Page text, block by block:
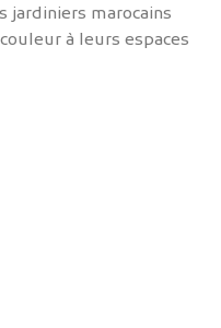
jardiniers marocains
à leurs espaces